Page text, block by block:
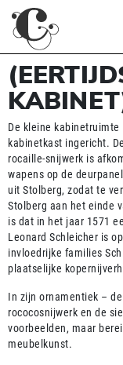
De kleine
kabinetkast ingericht.
rocaille-snijwerk is
wapens op de
uit Stolberg, zodat te
Stolberg aan het einde
is dat in het jaar 1571
Leonard Schleicher is
invloedrijke families
plaatselijke
In zijn ornamentiek –
rococosnijwerk en de
voorbeelden, maar
meubelkunst.